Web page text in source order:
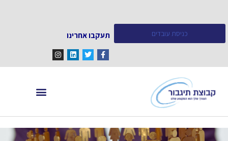
כניסת עובדים תעקבו אחרינו